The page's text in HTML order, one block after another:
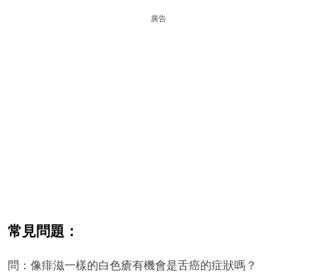
廣告
常見問題：
問：像痱滋一樣的白色瘡有機會是舌癌的症狀嗎？